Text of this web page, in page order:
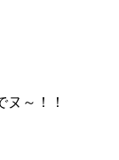
～！！